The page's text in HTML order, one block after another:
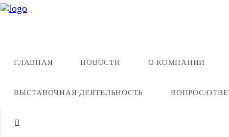
ГЛАВНАЯ НОВОСТИ О КОМПАНИИ
ВЫСТАВОЧНАЯ ДЕЯТЕЛЬНОСТЬ ВОПРОС/